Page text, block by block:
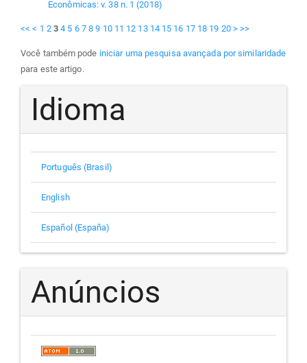
Econômicas: v. 38 n. 1 (2018)
<< < 1 2 3 4 5 6 7 8 9 10 11 12 13 14 15 16 17 18 19 20 > >>
Você também pode iniciar uma pesquisa avançada por similaridade
para este artigo.
Idioma
Português (Brasil)
English
Español (España)
Anúncios